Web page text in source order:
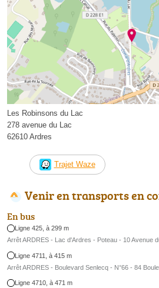
Les Robinsons du Lac
278 avenue du Lac
62610 Ardres
Trajet Waze
Venir en transports en
En bus
Ligne 425, à 299 m
Arrêt ARDRES - Lac d'Ardres - Poteau - 10 Avenue
Ligne 4711, à 415 m
Arrêt ARDRES - Boulevard Senlecq - N°66 - 84
Ligne 4710, à 471 m